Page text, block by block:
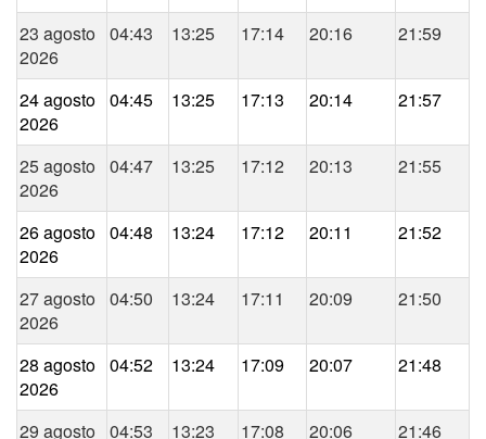
23 agosto
2026
04:43 13:25 17:14 20:16 21:59
24 agosto
2026
04:45 13:25 17:13 20:14 21:57
25 agosto
2026
04:47 13:25 17:12 20:13 21:55
26 agosto
2026
04:48 13:24 17:12 20:11 21:52
27 agosto
2026
04:50 13:24 17:11 20:09 21:50
28 agosto
2026
04:52 13:24 17:09 20:07 21:48
29 agosto
04:53 13:23 17:08 20:06 21:46